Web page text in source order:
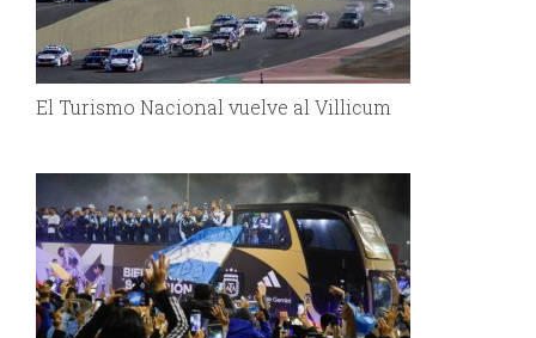
El Turismo Nacional vuelve al Villicum